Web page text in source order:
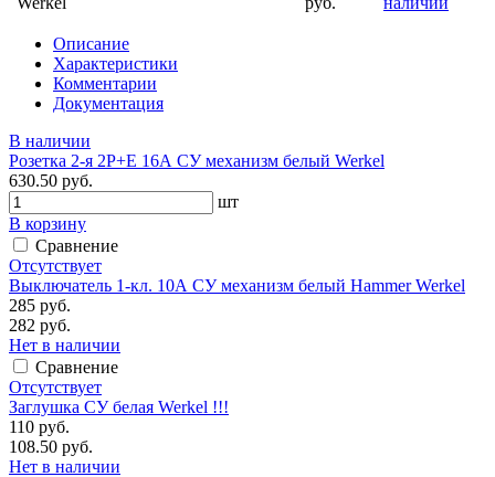
Описание
Характеристики
Комментарии
Документация
В наличии
Розетка 2-я 2P+E 16А СУ механизм белый Werkel
630.50 руб.
шт
В корзину
Сравнение
Отсутствует
Выключатель 1-кл. 10А СУ механизм белый Hammer Werkel
285 руб.
282 руб.
Нет в наличии
Сравнение
Отсутствует
Заглушка СУ белая Werkel !!!
110 руб.
108.50 руб.
Нет в наличии